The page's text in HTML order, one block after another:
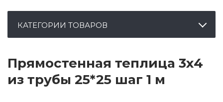
КАТЕГОРИИ ТОВАРОВ
Прямостенная теплица 3х4
из трубы 25*25 шаг 1 м